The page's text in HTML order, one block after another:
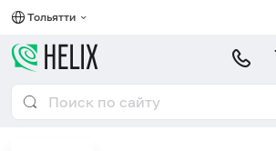
Тольятти